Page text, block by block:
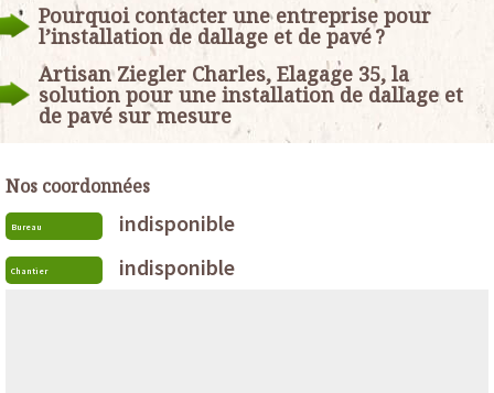
Pourquoi contacter une entreprise pour
l’installation de dallage et de pavé ?
Artisan Ziegler Charles, Elagage 35, la
solution pour une installation de dallage et
de pavé sur mesure
Nos coordonnées
Bureau indisponible
Chantier indisponible